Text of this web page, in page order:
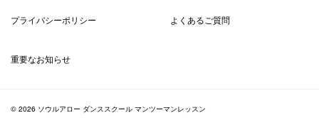
プライバシーポリシー よくあるご質問
重要なお知らせ
© 2026 ソウルアロー ダンススクール マンツーマンレッスン